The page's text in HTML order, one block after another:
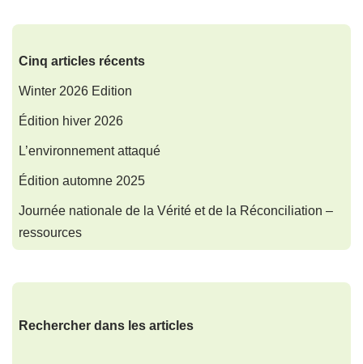
Cinq articles récents
Winter 2026 Edition
Édition hiver 2026
L’environnement attaqué
Édition automne 2025
Journée nationale de la Vérité et de la Réconciliation –
ressources
Rechercher dans les articles